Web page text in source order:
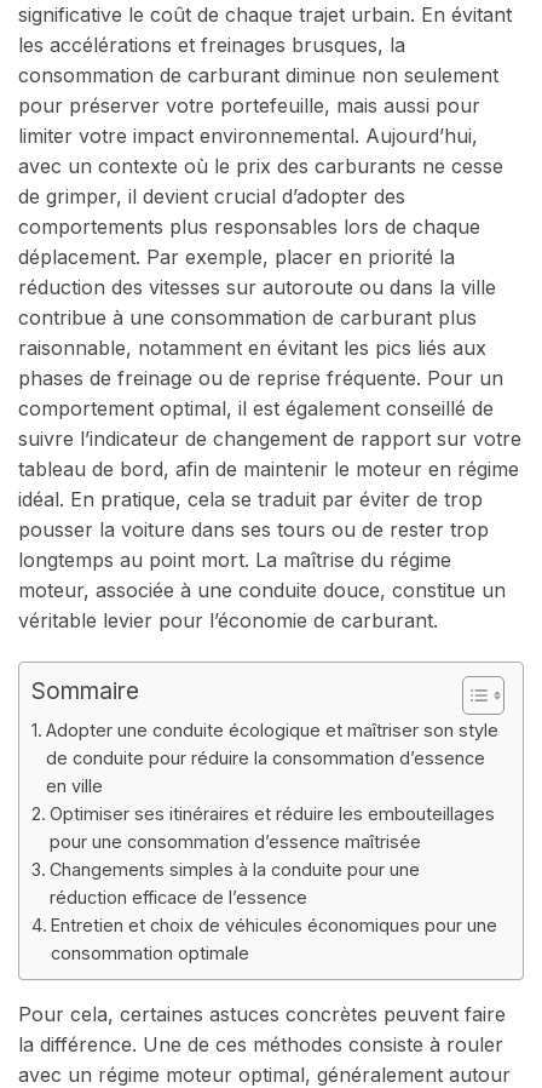
significative le coût de chaque trajet urbain. En évitant
les accélérations et freinages brusques, la
consommation de carburant diminue non seulement
pour préserver votre portefeuille, mais aussi pour
limiter votre impact environnemental. Aujourd’hui,
avec un contexte où le prix des carburants ne cesse
de grimper, il devient crucial d’adopter des
comportements plus responsables lors de chaque
déplacement. Par exemple, placer en priorité la
réduction des vitesses sur autoroute ou dans la ville
contribue à une consommation de carburant plus
raisonnable, notamment en évitant les pics liés aux
phases de freinage ou de reprise fréquente. Pour un
comportement optimal, il est également conseillé de
suivre l’indicateur de changement de rapport sur votre
tableau de bord, afin de maintenir le moteur en régime
idéal. En pratique, cela se traduit par éviter de trop
pousser la voiture dans ses tours ou de rester trop
longtemps au point mort. La maîtrise du régime
moteur, associée à une conduite douce, constitue un
véritable levier pour l’économie de carburant.
Sommaire
Adopter une conduite écologique et maîtriser son style
de conduite pour réduire la consommation d’essence
en ville
Optimiser ses itinéraires et réduire les embouteillages
pour une consommation d’essence maîtrisée
Changements simples à la conduite pour une
réduction efficace de l’essence
Entretien et choix de véhicules économiques pour une
consommation optimale
Pour cela, certaines astuces concrètes peuvent faire
la différence. Une de ces méthodes consiste à rouler
avec un régime moteur optimal, généralement autour